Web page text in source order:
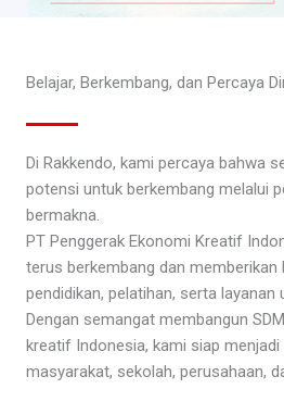
Belajar, Berkembang, dan Percaya
Di Rakkendo, kami percaya bahwa
potensi untuk berkembang melalui
bermakna.
PT Penggerak Ekonomi Kreatif
terus berkembang dan
pendidikan, pelatihan, serta layanan
Dengan semangat membangun
kreatif Indonesia, kami siap
masyarakat, sekolah, perusahaan,